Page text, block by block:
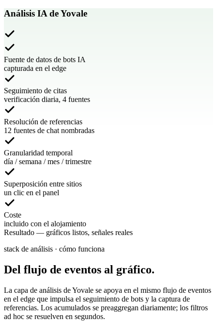
Análisis IA de Yovale
Fuente de datos de bots IA
capturada en el edge
Seguimiento de citas
verificación diaria, 4 fuentes
Resolución de referencias
12 fuentes de chat nombradas
Granularidad temporal
día / semana / mes / trimestre
Superposición entre sitios
un clic en el panel
Coste
incluido con el alojamiento
Resultado — gráficos listos, señales reales
stack de análisis · cómo funciona
Del flujo de eventos al gráfico.
La capa de análisis de Yovale se apoya en el mismo flujo de eventos
en el edge que impulsa el seguimiento de bots y la captura de
referencias. Los acumulados se preaggregan diariamente; los filtros
ad hoc se resuelven en segundos.